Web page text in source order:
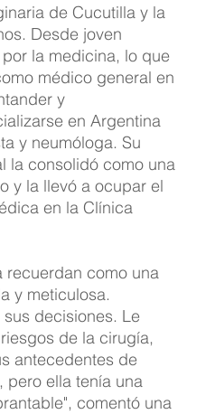
de Cucutilla y la
Desde joven
la medicina, lo que
médico general en
y
en Argentina
y neumóloga. Su
la consolidó como una
y la llevó a ocupar el
en la Clínica
recuerdan como una
y meticulosa.
decisiones. Le
de la cirugía,
antecedentes de
pero ella tenía una
comentó una